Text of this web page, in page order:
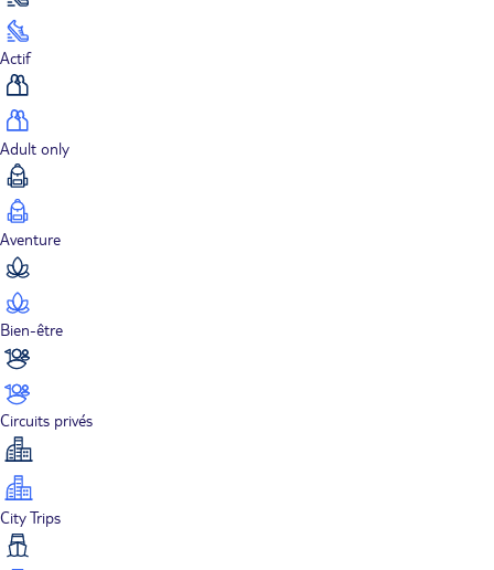
Actif
Adult only
Aventure
Bien-être
Circuits privés
City Trips